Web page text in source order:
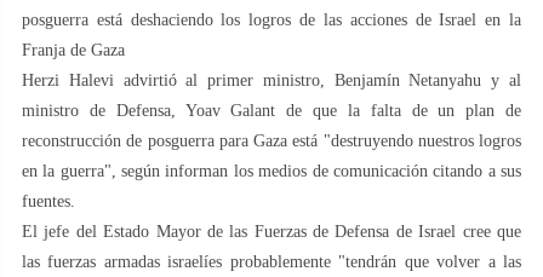
posguerra está deshaciendo los logros de las acciones de Israel en la
Franja de Gaza
Herzi Halevi advirtió al primer ministro, Benjamín Netanyahu y al
ministro de Defensa, Yoav Galant de que la falta de un plan de
reconstrucción de posguerra para Gaza está "destruyendo nuestros logros
en la guerra", según informan los medios de comunicación citando a sus
fuentes.
El jefe del Estado Mayor de las Fuerzas de Defensa de Israel cree que
las fuerzas armadas israelíes probablemente "tendrán que volver a las